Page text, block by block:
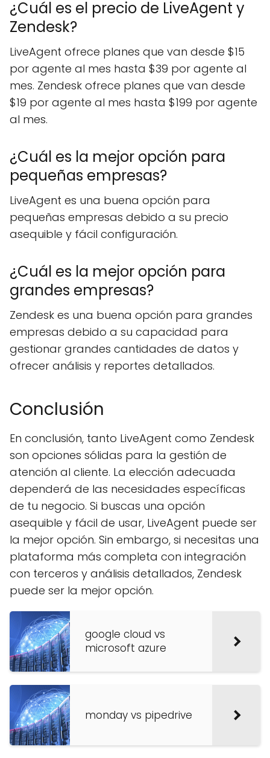
¿Cuál es el precio de LiveAgent y
Zendesk?
LiveAgent ofrece planes que van desde $15
por agente al mes hasta $39 por agente al
mes. Zendesk ofrece planes que van desde
$19 por agente al mes hasta $199 por agente
al mes.
¿Cuál es la mejor opción para
pequeñas empresas?
LiveAgent es una buena opción para
pequeñas empresas debido a su precio
asequible y fácil configuración.
¿Cuál es la mejor opción para
grandes empresas?
Zendesk es una buena opción para grandes
empresas debido a su capacidad para
gestionar grandes cantidades de datos y
ofrecer análisis y reportes detallados.
Conclusión
En conclusión, tanto LiveAgent como Zendesk
son opciones sólidas para la gestión de
atención al cliente. La elección adecuada
dependerá de las necesidades específicas
de tu negocio. Si buscas una opción
asequible y fácil de usar, LiveAgent puede ser
la mejor opción. Sin embargo, si necesitas una
plataforma más completa con integración
con terceros y análisis detallados, Zendesk
puede ser la mejor opción.
google cloud vs
microsoft azure
monday vs pipedrive